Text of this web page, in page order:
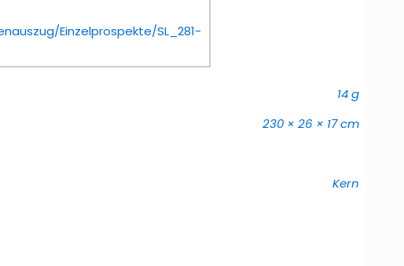
Einzelprospekte/SL_281-
14 g
230 × 26 × 17 cm
Kern